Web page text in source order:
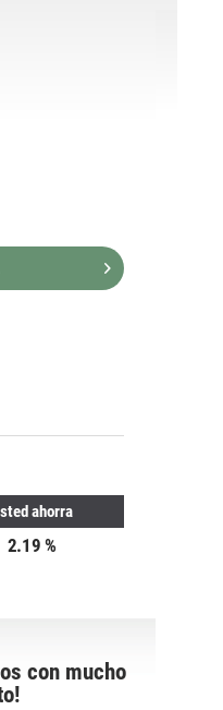
ahorra
2.19 %
con mucho